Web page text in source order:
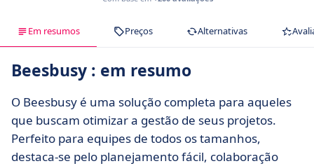
Em resumos Preços Alternativas
Beesbusy : em resumo
O Beesbusy é uma solução completa para aqueles
que buscam otimizar a gestão de seus projetos.
Perfeito para equipes de todos os tamanhos,
destaca-se pelo planejamento fácil, colaboração